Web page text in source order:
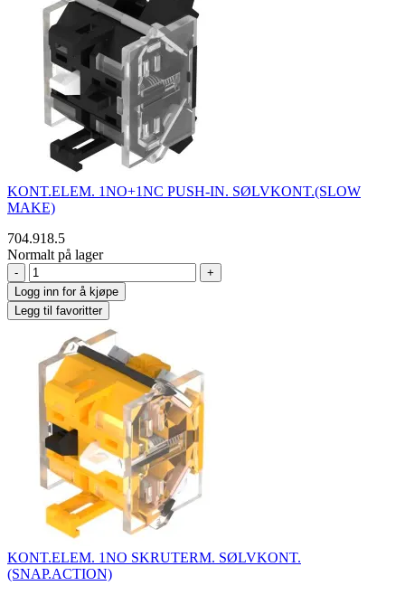
KONT.ELEM. 1NO+1NC PUSH-IN. SØLVKONT.(SLOW
MAKE)
704.918.5
Normalt på lager
-
+
Logg inn for å kjøpe
Legg til favoritter
KONT.ELEM. 1NO SKRUTERM. SØLVKONT.
(SNAP.ACTION)